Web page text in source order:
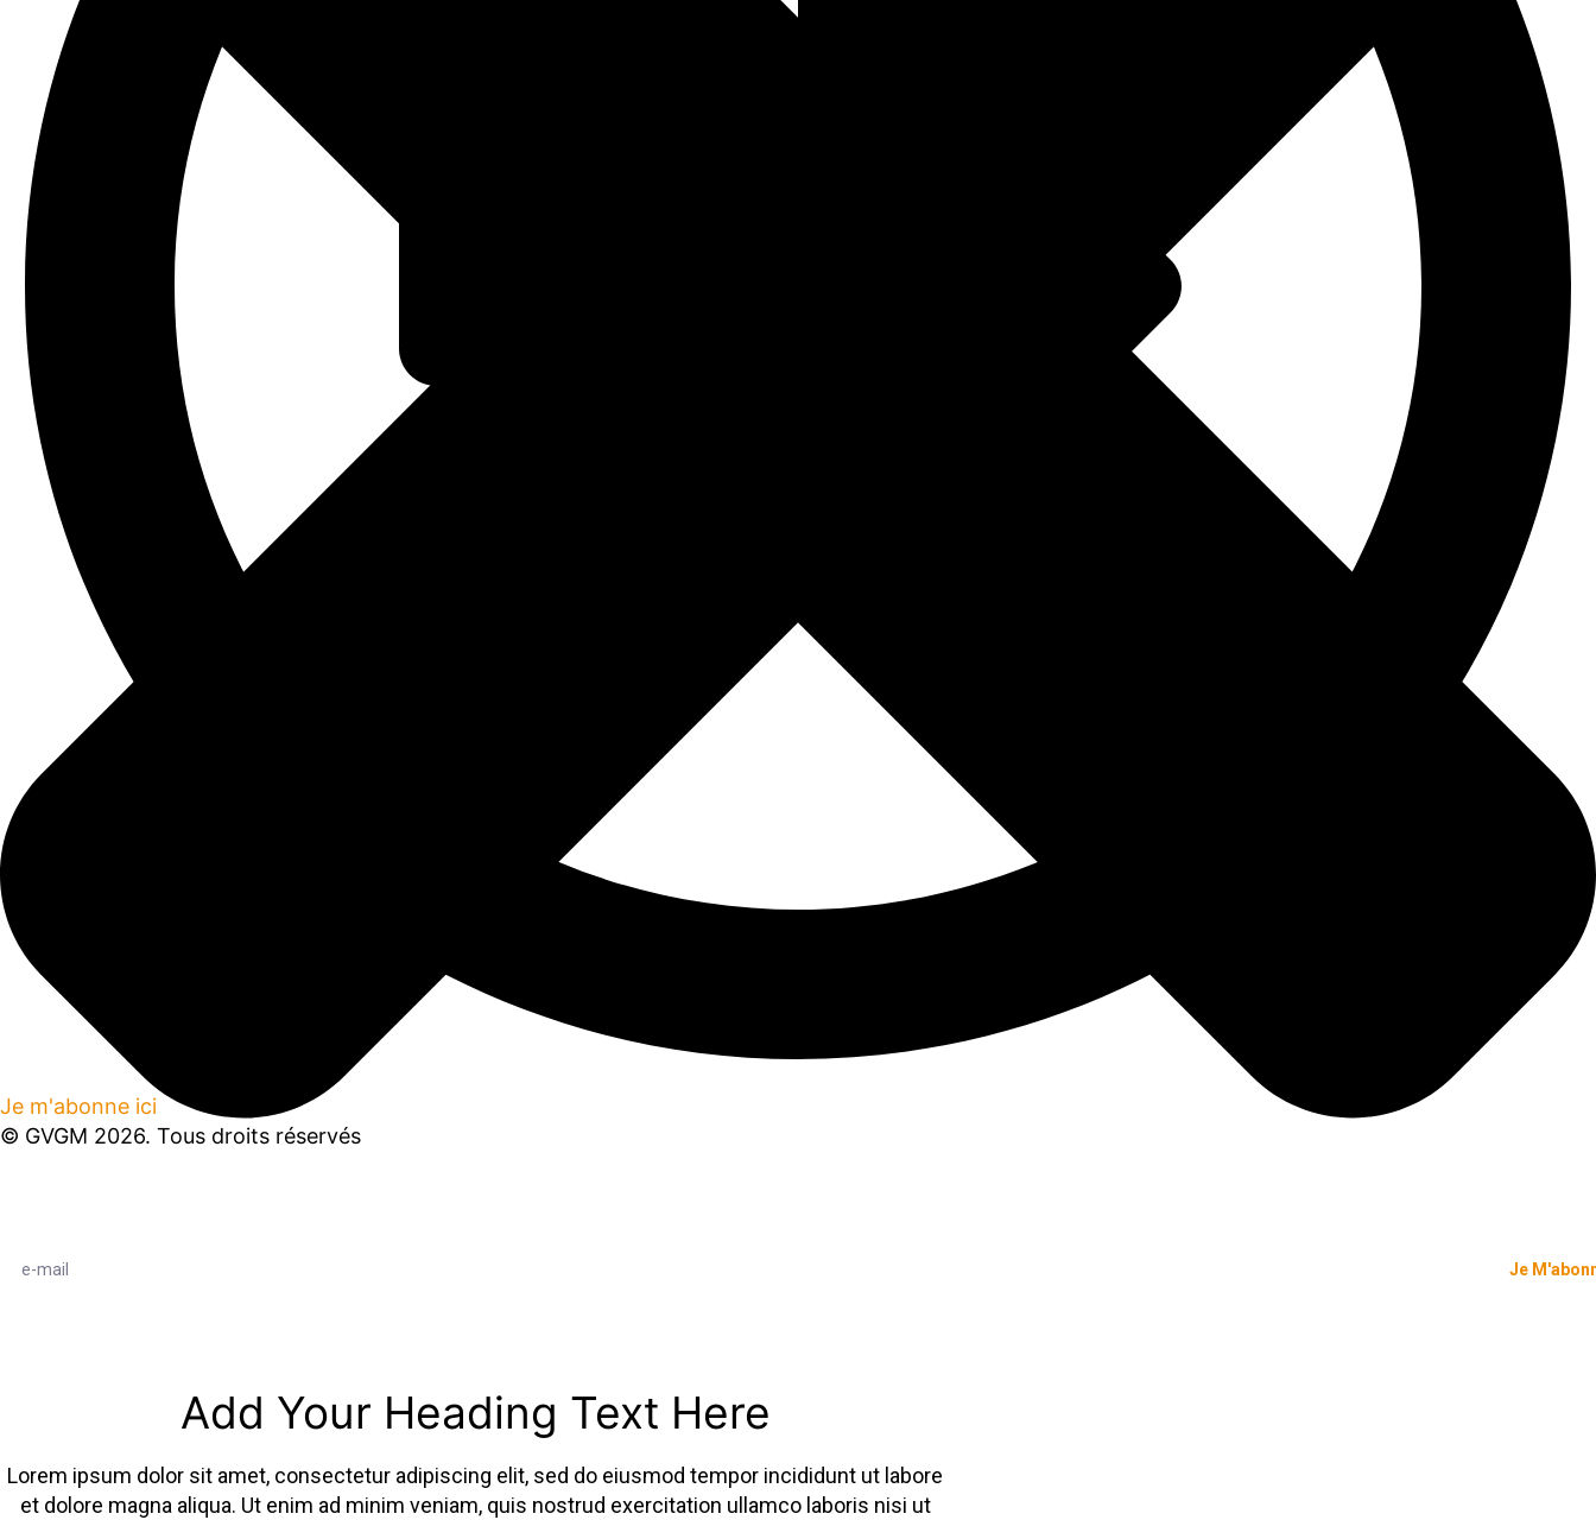
Je m'abonne ici
© GVGM 2026. Tous droits réservés
Je
Add Your Heading Text Here
Lorem ipsum dolor sit amet, consectetur adipiscing elit, sed do eiusmod tempor incididunt ut labore
et dolore magna aliqua. Ut enim ad minim veniam, quis nostrud exercitation ullamco laboris nisi ut